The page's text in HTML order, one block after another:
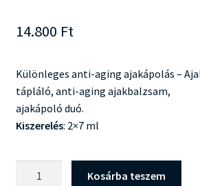
14.800 Ft
Különleges anti-aging ajakápolás –
tápláló, anti-aging ajakbalzsam,
ajakápoló duó.
Kiszerelés: 2×7 ml
Kosárba teszem